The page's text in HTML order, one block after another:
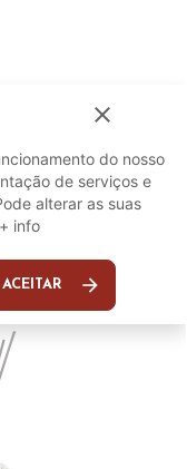
close
do nosso
de serviços e
alterar as suas
+ info
ACEITAR arrow_forward